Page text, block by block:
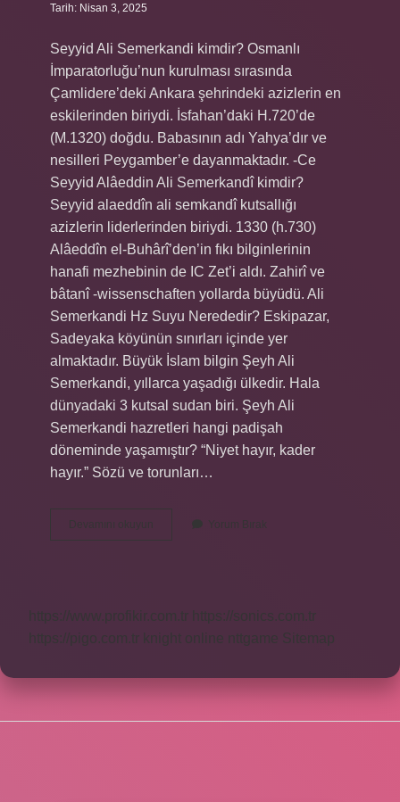
Tarih: Nisan 3, 2025
Seyyid Ali Semerkandi kimdir? Osmanlı
İmparatorluğu’nun kurulması sırasında
Çamlidere’deki Ankara şehrindeki azizlerin en
eskilerinden biriydi. İsfahan’daki H.720’de
(M.1320) doğdu. Babasının adı Yahya’dır ve
nesilleri Peygamber’e dayanmaktadır. -Ce
Seyyid Alâeddin Ali Semerkandî kimdir?
Seyyid alaeddîn ali semkandî kutsallığı
azizlerin liderlerinden biriydi. 1330 (h.730)
Alâeddîn el-Buhârî’den’in fıkı bilginlerinin
hanafi mezhebinin de IC Zet’i aldı. Zahirî ve
bâtanî -wissenschaften yollarda büyüdü. Ali
Semerkandi Hz Suyu Nerededir? Eskipazar,
Sadeyaka köyünün sınırları içinde yer
almaktadır. Büyük İslam bilgin Şeyh Ali
Semerkandi, yıllarca yaşadığı ülkedir. Hala
dünyadaki 3 kutsal sudan biri. Şeyh Ali
Semerkandi hazretleri hangi padişah
döneminde yaşamıştır? “Niyet hayır, kader
hayır.” Sözü ve torunları…
Devamını okuyun
Ali
Yorum Bırak
https://www.profikir.com.tr https://sonics.com.tr
https://pigo.com.tr knight online nttgame Sitemap